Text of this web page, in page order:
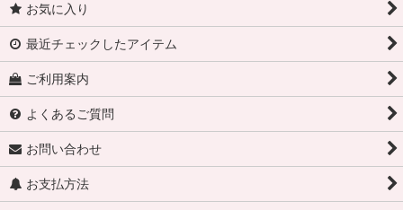
お気に入り
最近チェックしたアイテム
ご利用案内
よくあるご質問
お問い合わせ
お支払方法